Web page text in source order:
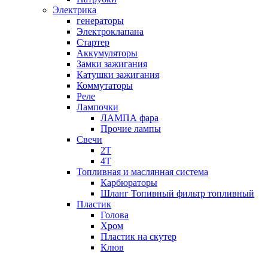
Электрика
генераторы
Электроклапана
Стартер
Аккумуляторы
Замки зажигания
Катушки зажигания
Коммутаторы
Реле
Лампочки
ЛАМПА фара
Прочие лампы
Свечи
2T
4T
Топливная и маслянная система
Карбюраторы
Шланг Топивный фильтр топливный
Пластик
Голова
Хром
Пластик на скутер
Клюв